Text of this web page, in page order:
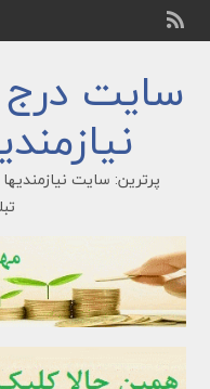
سایت درج
پرترین: سایت